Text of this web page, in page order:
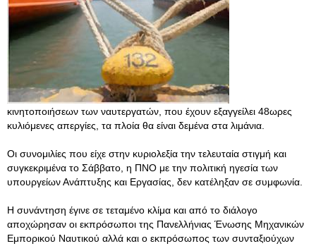
κινητοποιήσεων των ναυτεργατών, που έχουν εξαγγείλει 48ωρες
κυλιόμενες απεργίες, τα πλοία θα είναι δεμένα στα λιμάνια.
Οι συνομιλίες που είχε στην κυριολεξία την τελευταία στιγμή και
συγκεκριμένα το Σάββατο, η ΠΝΟ με την πολιτική ηγεσία των
υπουργείων Ανάπτυξης και Εργασίας, δεν κατέληξαν σε συμφωνία.
Η συνάντηση έγινε σε τεταμένο κλίμα και από το διάλογο
αποχώρησαν οι εκπρόσωποι της Πανελλήνιας Ένωσης Μηχανικών
Εμπορικού Ναυτικού αλλά και ο εκπρόσωπος των συνταξιούχων